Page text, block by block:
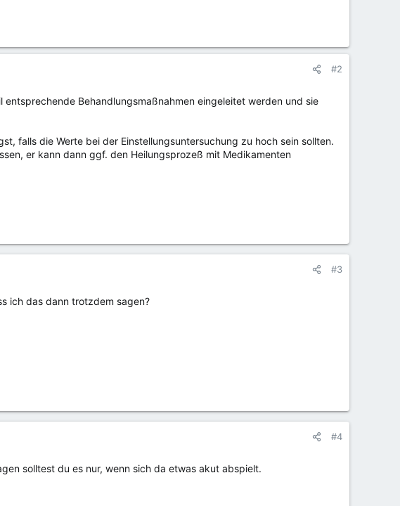
#2
Behandlungsmaßnahmen eingeleitet werden und sie
falls die Werte bei der Einstellungsuntersuchung zu hoch sein sollten.
er kann dann ggf. den Heilungsprozeß mit Medikamenten
#3
ich das dann trotzdem sagen?
#4
solltest du es nur, wenn sich da etwas akut abspielt.